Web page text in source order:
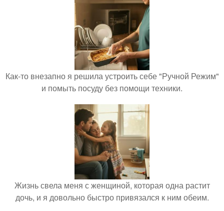
Как-то внезапно я решила устроить себе "Ручной Режим"
и помыть посуду без помощи техники.
Жизнь свела меня с женщиной, которая одна растит
дочь, и я довольно быстро привязался к ним обеим.